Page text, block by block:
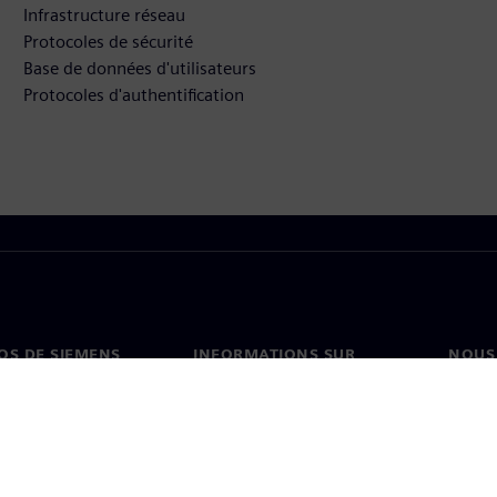
Infrastructure réseau
Protocoles de sécurité
Base de données d'utilisateurs
Protocoles d'authentification
DE SIEMENS
INFORMATIONS SUR